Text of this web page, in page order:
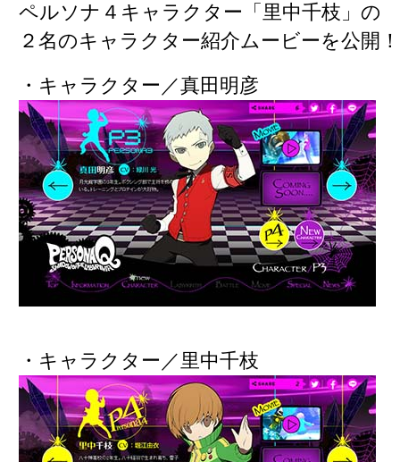
ペルソナ４キャラクター 「里中千枝」 の
２名のキャラクター紹介ムービーを公開
・キャラクター／真田明彦
・キャラクター／里中千枝